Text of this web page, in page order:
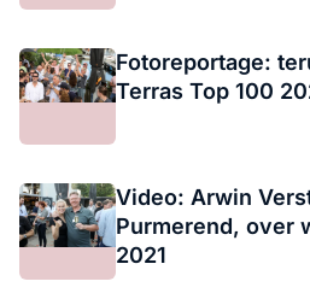
Fotoreportage:
Terras Top 100
Video: Arwin
Purmerend, over
2021